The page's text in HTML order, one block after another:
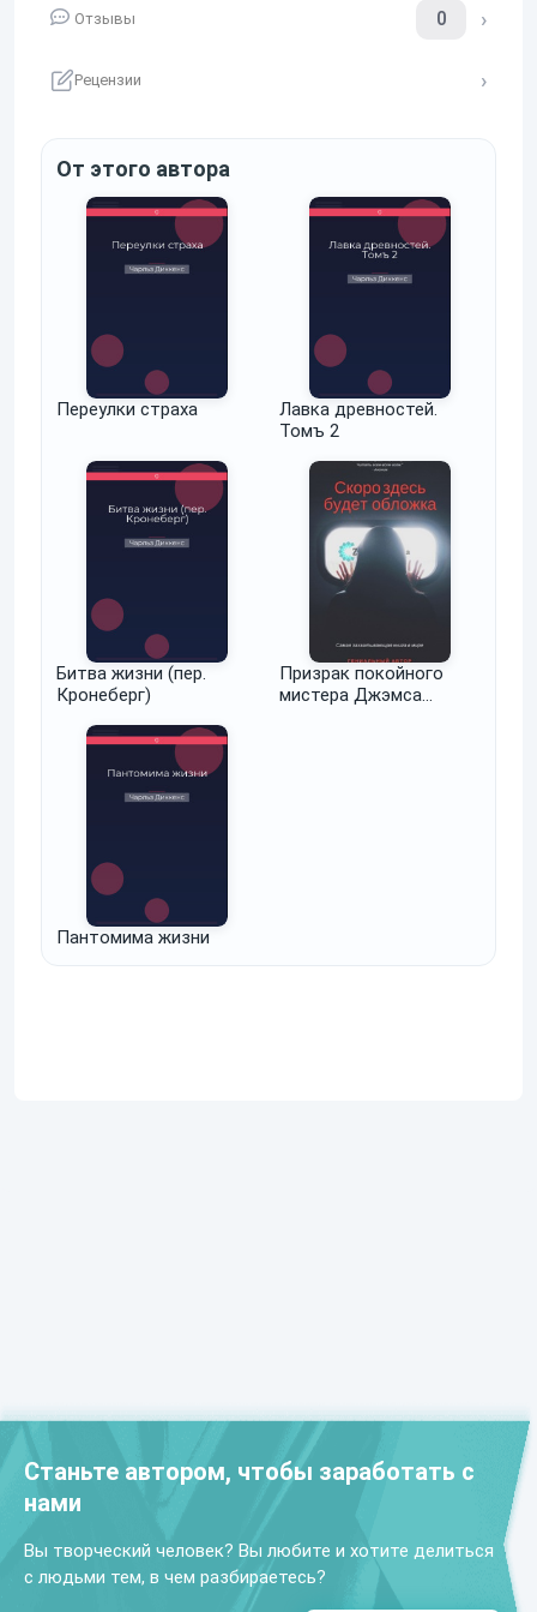
Отзывы 0
Рецензии
От этого автора
Переулки страха
Лавка древностей.
Томъ 2
Битва жизни (пер.
Кронеберг)
Призрак покойного
мистера Джэмса
Пантомима жизни
Станьте автором, чтобы заработать с
нами
Вы творческий человек? Вы любите и хотите делиться
с людьми тем, в чем разбираетесь?